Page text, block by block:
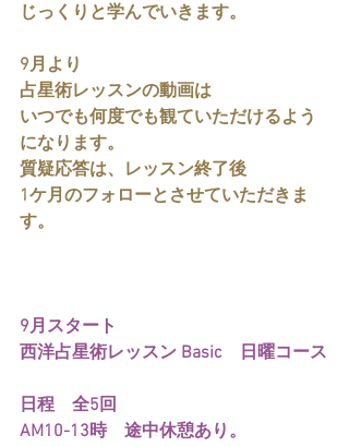
じっくりと学んでいきます。
9月より
占星術レッスンの動画は
いつでも何度でも観ていただけるよう
になります。
質疑応答は、レッスン終了後
1ケ月のフォローとさせていただきま
す。
9月スタート
西洋占星術レッスン Basic　日曜コース
日程　全5回
AM10-13時　途中休憩あり。